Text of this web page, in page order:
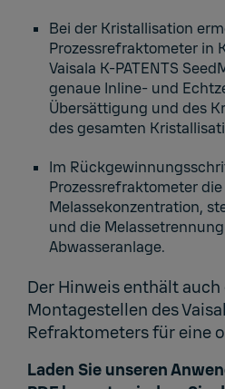
Bei der Kristallisation
Prozessrefraktometer in
Vaisala K-PATENTS
genaue Inline- und
Übersättigung und des
des gesamten
Im
Prozessrefraktometer
Melassekonzentration,
und die
Abwasseranlage.
Der Hinweis enthält
Montagestellen des
Refraktometers für eine
Laden Sie unseren